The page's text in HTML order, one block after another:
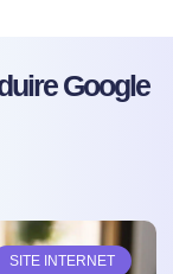
Google
SITE INTERNET